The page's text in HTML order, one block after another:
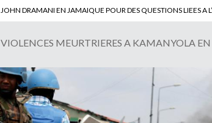
ELECTION DE TALON A LA TETE DU SENAT BENINOIS :
VIOLENCES MEURTRIERES A KAMANYOLA